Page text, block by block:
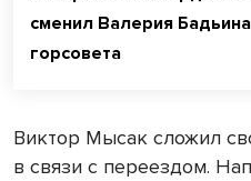
сменил Валерия
горсовета
Виктор Мысак сложил
в связи с переездом.